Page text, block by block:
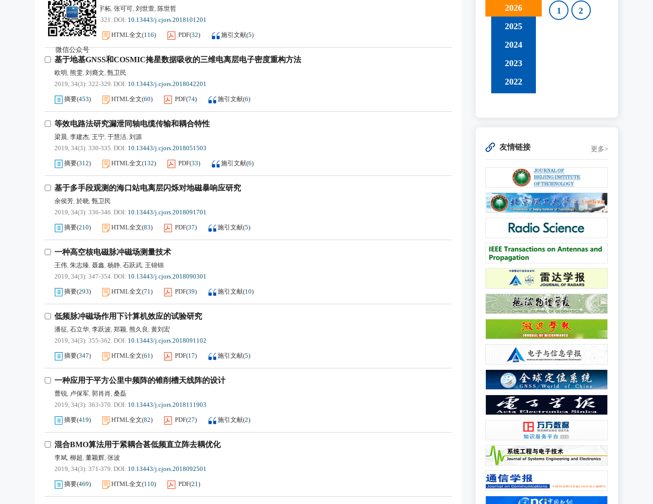
微信公众号
王波,闫星魁,徐宇柘, 张可可, 刘世萱, 陈世哲
2019, 34(3): 315-321. DOI: 10.13443/j.cjors.2018101201
摘要(365) HTML全文(116) PDF(32) 施引文献(5)
基于地基GNSS和COSMIC掩星数据吸收的三维电离层电子密度重构方法
欧明, 熊雯, 刘裔文, 甄卫民
2019, 34(3): 322-329. DOI: 10.13443/j.cjors.2018042201
摘要(453) HTML全文(60) PDF(74) 施引文献(6)
等效电路法研究漏泄同轴电缆传输和耦合特性
梁晨, 李建杰, 王宁, 于慧洁, 刘源
2019, 34(3): 330-335. DOI: 10.13443/j.cjors.2018051503
摘要(312) HTML全文(132) PDF(33) 施引文献(6)
基于多手段观测的海口站电离层闪烁对地磁暴响应研究
余侯芳, 於晓, 甄卫民
2019, 34(3): 336-346. DOI: 10.13443/j.cjors.2018091701
摘要(210) HTML全文(83) PDF(37) 施引文献(5)
一种高空核电磁脉冲磁场测量技术
王伟, 朱志臻, 聂鑫, 杨静, 石跃武, 王锦锦
2019, 34(3): 347-354. DOI: 10.13443/j.cjors.2018090301
摘要(293) HTML全文(71) PDF(39) 施引文献(10)
低频脉冲磁场作用下计算机效应的试验研究
潘征, 石立华, 李跃波, 郑颖, 熊久良, 黄刘宏
2019, 34(3): 355-362. DOI: 10.13443/j.cjors.2018091102
摘要(347) HTML全文(61) PDF(17) 施引文献(5)
一种应用于平方公里中频阵的锥削槽天线阵的设计
曹锐, 卢保军, 郭肖肖, 桑磊
2019, 34(3): 363-370. DOI: 10.13443/j.cjors.2018111903
摘要(419) HTML全文(82) PDF(27) 施引文献(2)
混合BMO算法用于紧耦合甚低频直立阵去耦优化
李斌, 柳超, 董颖辉, 张波
2019, 34(3): 371-379. DOI: 10.13443/j.cjors.2018092501
摘要(469) HTML全文(110) PDF(21)
2026
2025
2024
2023
2022
1 2
友情链接 更多>